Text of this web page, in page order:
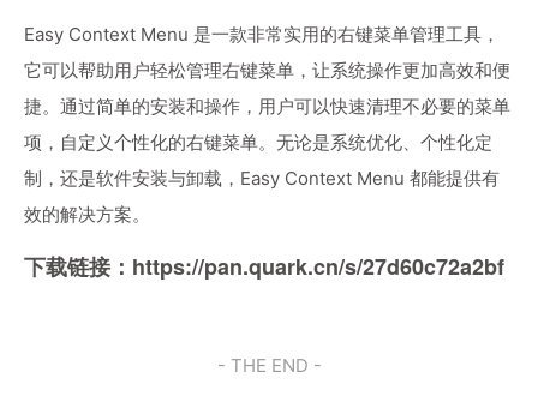
Easy Context Menu 是一款非常实用的右键菜单管理工具，
它可以帮助用户轻松管理右键菜单，让系统操作更加高效和便
捷。通过简单的安装和操作，用户可以快速清理不必要的菜单
项，自定义个性化的右键菜单。无论是系统优化、个性化定
制，还是软件安装与卸载，Easy Context Menu 都能提供有
效的解决方案。
下载链接： https://pan.quark.cn/s/27d60c72a2bf
- THE END -